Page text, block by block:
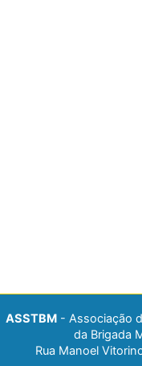
ASSTBM - Associação
da Brigada
Rua Manoel